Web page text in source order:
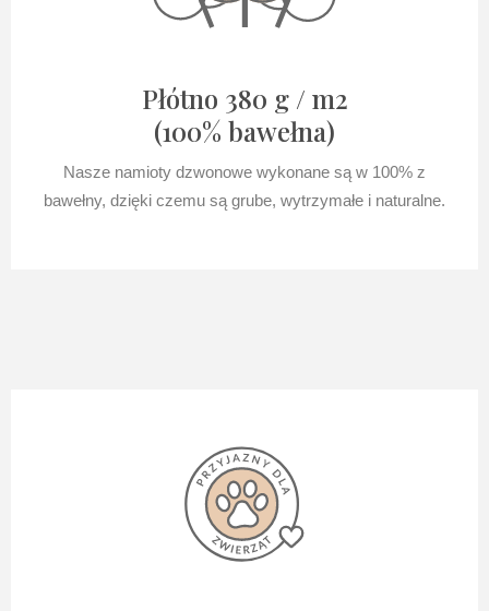
Płótno 380 g / m2
(100% bawełna)
Nasze namioty dzwonowe wykonane są w 100% z
bawełny, dzięki czemu są grube, wytrzymałe i naturalne.